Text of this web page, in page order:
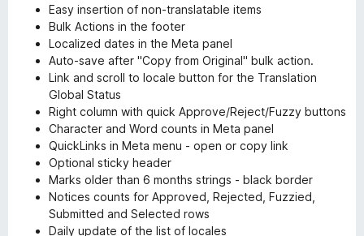
Easy insertion of non-translatable items
Bulk Actions in the footer
Localized dates in the Meta panel
Auto-save after "Copy from Original" bulk action.
Link and scroll to locale button for the Translation
Global Status
Right column with quick Approve/Reject/Fuzzy buttons
Character and Word counts in Meta panel
QuickLinks in Meta menu - open or copy link
Optional sticky header
Marks older than 6 months strings - black border
Notices counts for Approved, Rejected, Fuzzied,
Submitted and Selected rows
Daily update of the list of locales